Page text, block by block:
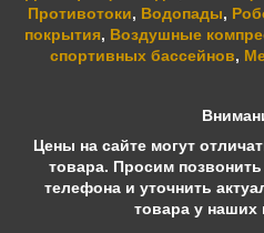
Противотоки, Водопады,
покрытия, Воздушные
спортивных бассейнов,
Цены на сайте могут
товара. Просим
телефона и уточнить
товара у наших